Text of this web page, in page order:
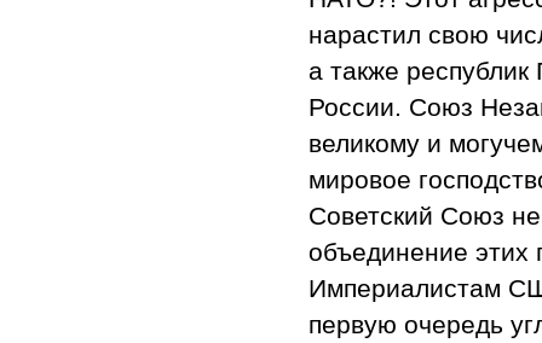
нарастил свою
а также
России. Союз
великому и
мировое
Советский Союз
объединение этих
Империалистам
первую очередь